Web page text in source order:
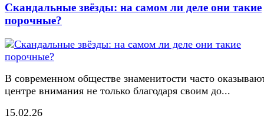
Скандальные звёзды: на самом ли деле они такие
порочные?
В современном обществе знаменитости часто
центре внимания не только благодаря своим до...
15.02.26